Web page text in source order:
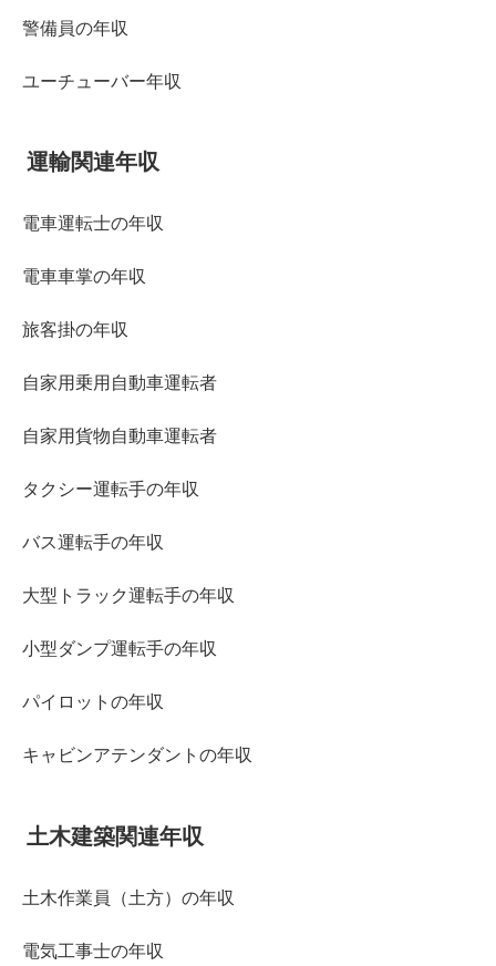
警備員の年収
ユーチューバー年収
運輸関連年収
電車運転士の年収
電車車掌の年収
旅客掛の年収
自家用乗用自動車運転者
自家用貨物自動車運転者
タクシー運転手の年収
バス運転手の年収
大型トラック運転手の年収
小型ダンプ運転手の年収
パイロットの年収
キャビンアテンダントの年収
土木建築関連年収
土木作業員（土方）の年収
電気工事士の年収